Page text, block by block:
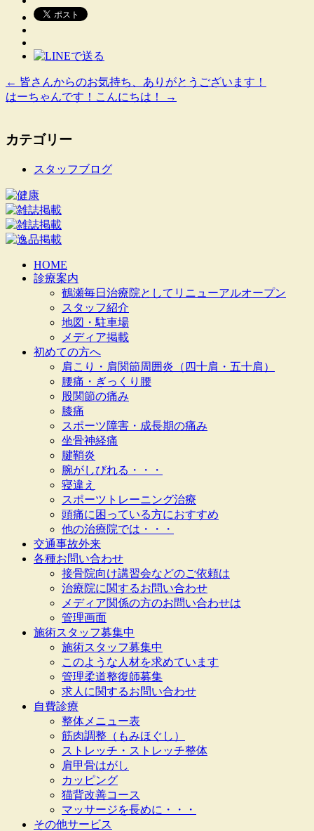
← 皆さんからのお気持ち、ありがとうございます！
はーちゃんです！こんにちは！
→
カテゴリー
スタッフブログ
HOME
診療案内
鶴瀬毎日治療院としてリニューアルオープン
スタッフ紹介
地図・駐車場
メディア掲載
初めての方へ
肩こり・肩関節周囲炎（四十肩・五十肩）
腰痛・ぎっくり腰
股関節の痛み
膝痛
スポーツ障害・成長期の痛み
坐骨神経痛
腱鞘炎
腕がしびれる・・・
寝違え
スポーツトレーニング治療
頭痛に困っている方におすすめ
他の治療院では・・・
交通事故外来
各種お問い合わせ
接骨院向け講習会などのご依頼は
治療院に関するお問い合わせ
メディア関係の方のお問い合わせは
管理画面
施術スタッフ募集中
施術スタッフ募集中
このような人材を求めています
管理柔道整復師募集
求人に関するお問い合わせ
自費診療
整体メニュー表
筋肉調整（もみほぐし）
ストレッチ・ストレッチ整体
肩甲骨はがし
カッピング
猫背改善コース
マッサージを長めに・・・
その他サービス